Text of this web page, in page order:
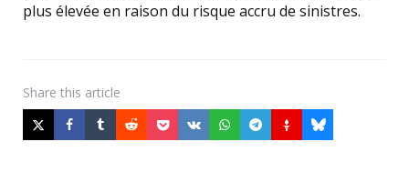
plus élevée en raison du risque accru de sinistres.
Share this article